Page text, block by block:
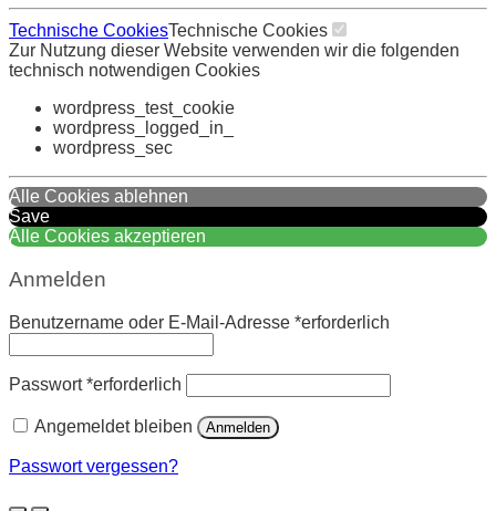
Technische CookiesTechnische Cookies
Zur Nutzung dieser Website verwenden wir die folgenden
technisch notwendigen Cookies
wordpress_test_cookie
wordpress_logged_in_
wordpress_sec
Alle Cookies ablehnen
Save
Alle Cookies akzeptieren
Anmelden
Benutzername oder E-Mail-Adresse *erforderlich
Passwort*erforderlich
Angemeldet bleiben Anmelden
Passwort vergessen?